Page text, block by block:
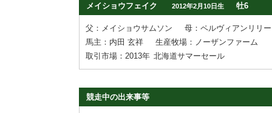
メイショウフェイク
2012年2月10日生 牡6
父：メイショウサムソン
母：ペルヴィアンリリー
馬主：内田 玄祥
生産牧場：ノーザンファーム
取引市場：2013年 北海道サマーセール
競走中の出来事等